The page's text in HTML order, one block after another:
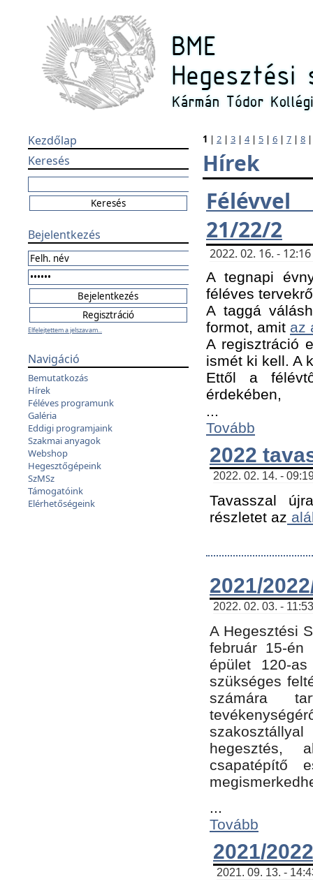
Kezdőlap
Keresés
Bejelentkezés
Elfelejtettem a jelszavam...
Navigáció
Bemutatkozás
Hírek
Féléves programunk
Galéria
Eddigi programjaink
Szakmai anyagok
Webshop
Hegesztőgépeink
SzMSz
Támogatóink
Elérhetőségeink
1 | 2 | 3 | 4| 5 | 6 | 7 | 8
Hírek
21/22/2
2022. 02. 16. -
A tegnapi
féléves
A taggá
formot, amit az
A regisztráció
ismét ki kell. A
Ettől a
érdekében,
...
Tovább
2022
2022. 02. 14. -
Tavasszal
részletet az
2021/
2022. 02. 03. -
A Hegesztési
február 15-
épület 120-
szükséges
számára
hegesztés,
csapatépítő
...
Tovább
2021/
2021. 09. 13. -